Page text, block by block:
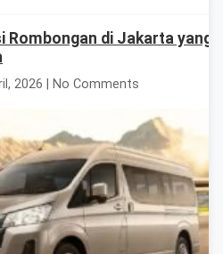
Rombongan di Jakarta yang
2026 | No Comments